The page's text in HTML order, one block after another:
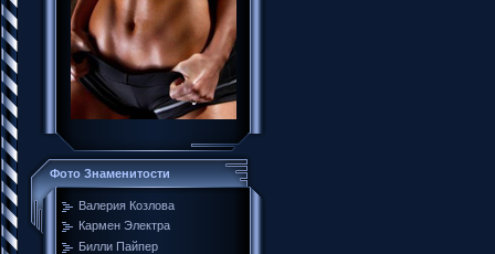
Фото Знаменитости
Валерия Козлова
Кармен Электра
Билли Пайпер